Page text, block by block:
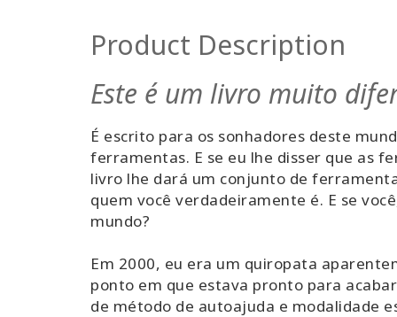
Product Description
Este é um livro muito
É escrito para os sonhadores deste
ferramentas. E se eu lhe disser que as
livro lhe dará um conjunto de
quem você verdadeiramente é. E se
mundo?
Em 2000, eu era um quiropata
ponto em que estava pronto para
de método de autoajuda e modalidade